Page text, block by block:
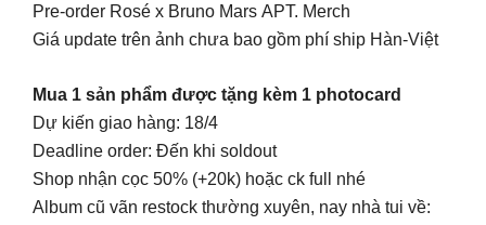
Pre-order Rosé x Bruno Mars APT. Merch
Giá update trên ảnh chưa bao gồm phí ship Hàn-Việt
Mua 1 sản phẩm được tặng kèm 1 photocard
Dự kiến giao hàng: 18/4
Deadline order: Đến khi soldout
Shop nhận cọc 50% (+20k) hoặc ck full nhé
Album cũ vãn restock thường xuyên, nay nhà tui về: